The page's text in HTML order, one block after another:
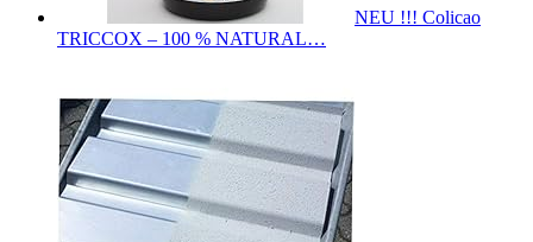
NEU !!! Colicao
TRICCOX – 100 % NATURAL…